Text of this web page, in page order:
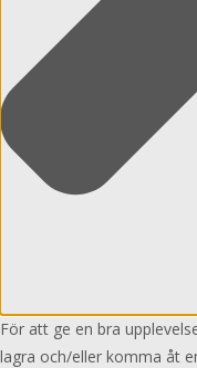
För att ge en bra
lagra och/eller komma åt